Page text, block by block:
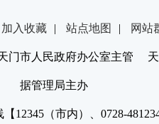
加入收藏 | 站点地图 | 网站
门市人民政府办公室主管 天
据管理局主办
12345（市内）、0728-